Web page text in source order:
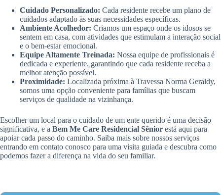
Cuidado Personalizado: Cada residente recebe um plano de
cuidados adaptado às suas necessidades específicas.
Ambiente Acolhedor: Criamos um espaço onde os idosos se
sentem em casa, com atividades que estimulam a interação social
e o bem-estar emocional.
Equipe Altamente Treinada: Nossa equipe de profissionais é
dedicada e experiente, garantindo que cada residente receba a
melhor atenção possível.
Proximidade: Localizada próxima à Travessa Norma Geraldy,
somos uma opção conveniente para famílias que buscam
serviços de qualidade na vizinhança.
Escolher um local para o cuidado de um ente querido é uma decisão
significativa, e a Bem Me Care Residencial Sênior está aqui para
apoiar cada passo do caminho. Saiba mais sobre nossos serviços
entrando em contato conosco para uma visita guiada e descubra como
podemos fazer a diferença na vida do seu familiar.